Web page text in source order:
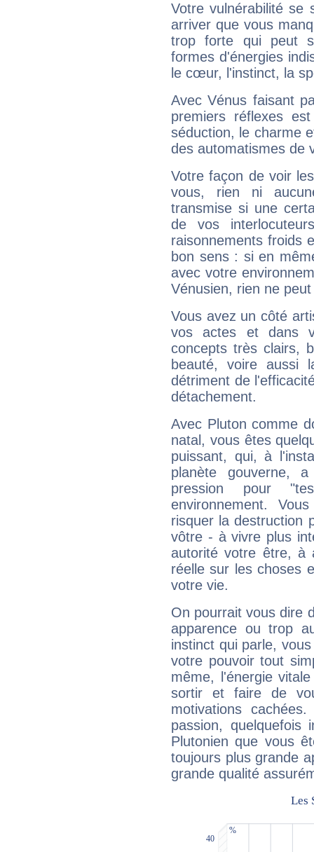
Votre vulnérabilité se
arriver que vous
trop forte qui peut
formes d'énergies
le cœur, l'instinct, la
Avec Vénus faisant
premiers réflexes
séduction, le charme
des automatismes de
Votre façon de voir
vous, rien ni
transmise si une
de vos
raisonnements froids
bon sens : si en
avec votre
Vénusien, rien ne
Vous avez un côté
vos actes et dans
concepts très clairs,
beauté, voire aussi
détriment de
détachement.
Avec Pluton comme
natal, vous êtes
puissant, qui, à
planète gouverne,
pression pour
environnement.
risquer la destruction
vôtre - à vivre plus
autorité votre être, à
réelle sur les choses
votre vie.
On pourrait vous dire
apparence ou trop
instinct qui parle,
votre pouvoir tout
même, l'énergie
sortir et faire de
motivations
passion, quelquefois
Plutonien que vous
toujours plus grande
grande qualité